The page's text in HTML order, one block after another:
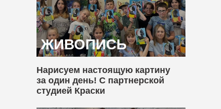
Нарисуем настоящую картину
за один день! С партнерской
студией Краски
ЖИВОПИСЬ